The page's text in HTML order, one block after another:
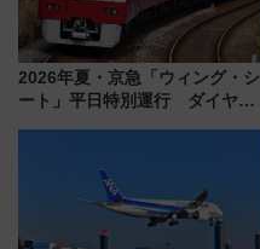
2026年夏・京急「ウィング・シ
ート」平日特別運行 ダイヤ・
プランもご紹介